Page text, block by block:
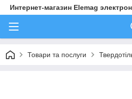
Интернет-магазин Elemag
Товари та послуги